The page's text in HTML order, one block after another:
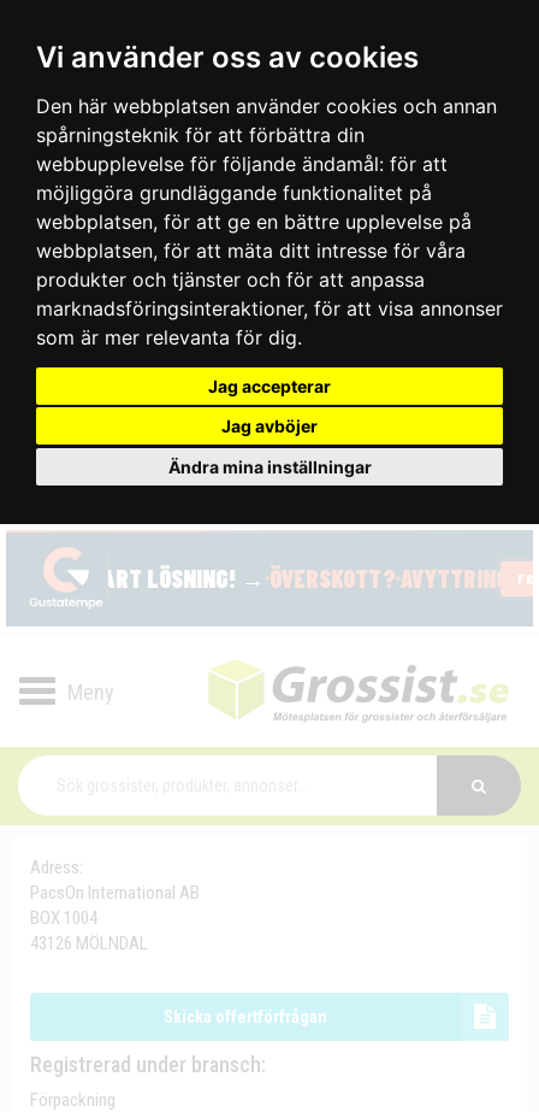
Vi använder oss av cookies
Den här webbplatsen använder cookies och annan
spårningsteknik för att förbättra din
webbupplevelse för följande ändamål: för att
möjliggöra grundläggande funktionalitet på
webbplatsen, för att ge en bättre upplevelse på
webbplatsen, för att mäta ditt intresse för våra
produkter och tjänster och för att anpassa
marknadsföringsinteraktioner, för att visa annonser
som är mer relevanta för dig.
Jag accepterar
Jag avböjer
Ändra mina inställningar
Toggle
Adress:
PacsOn International AB
BOX 1004
43126 MÖLNDAL
Skicka offertförfrågan
Registrerad under bransch:
Förpackning